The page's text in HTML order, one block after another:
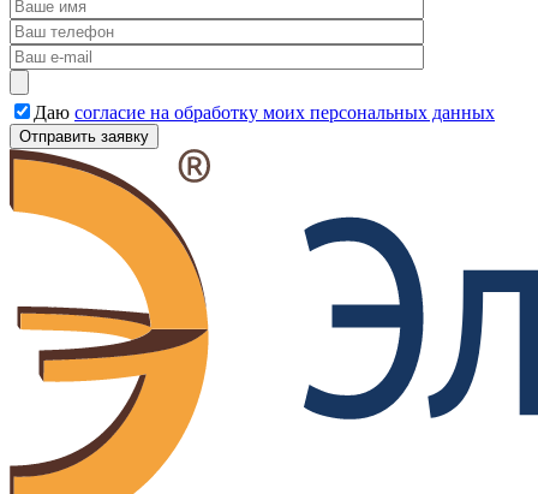
Даю согласие на обработку моих персональных данных